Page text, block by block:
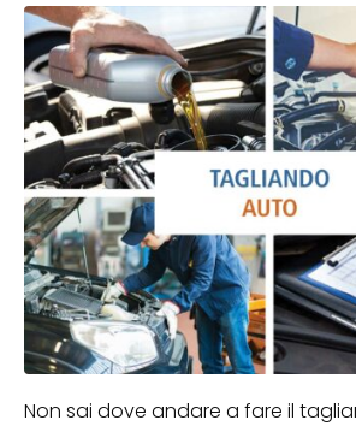
Non sai dove andare a fare il